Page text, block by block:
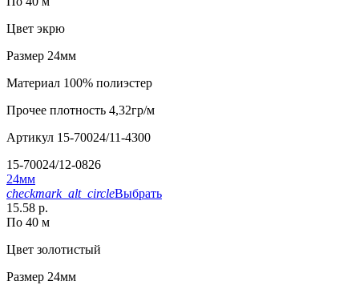
Цвет экрю
Размер 24мм
Материал 100% полиэстер
Прочее плотность 4,32гр/м
Артикул 15-70024/11-4300
15-70024/12-0826
24мм
checkmark_alt_circleВыбрать
15.58 р.
По 40 м
Цвет золотистый
Размер 24мм